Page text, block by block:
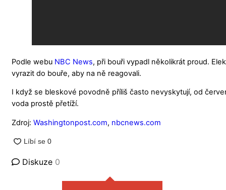
Podle webu NBC News, při bouři vypadl několikrát proud.
vyrazit do bouře, aby na ně reagovali.
I když se bleskové povodně příliš často nevyskytují, od
voda prostě přetíží.
Zdroj: Washingtonpost.com, nbcnews.com
Diskuze 0